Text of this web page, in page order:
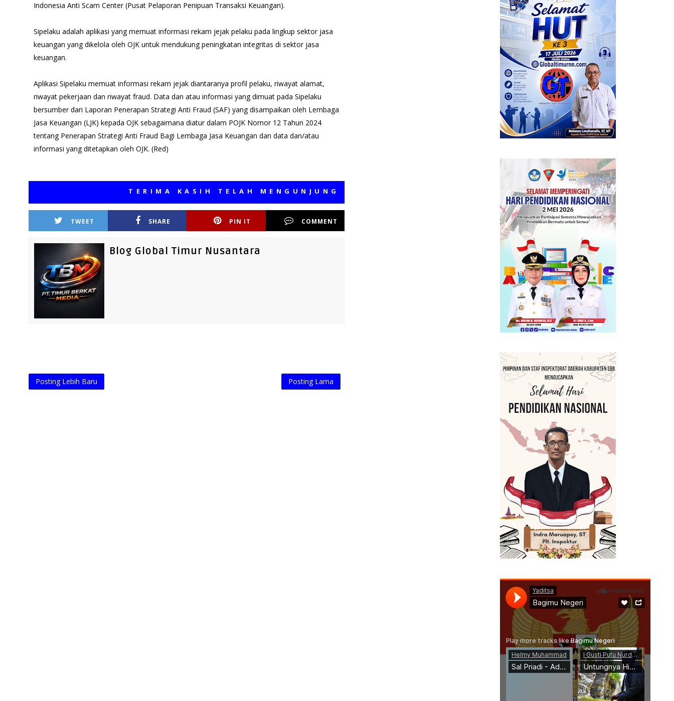
Indonesia Anti Scam Center (Pusat Pelaporan Penipuan Transaksi Keuangan).
Sipelaku adalah aplikasi yang memuat informasi rekam jejak pelaku pada lingkup sektor jasa
keuangan yang dikelola oleh OJK untuk mendukung peningkatan integritas di sektor jasa
keuangan.
Aplikasi Sipelaku memuat informasi rekam jejak diantaranya profil pelaku, riwayat alamat,
riwayat pekerjaan dan riwayat fraud. Data dan atau informasi yang dimuat pada Sipelaku
bersumber dari Laporan Penerapan Strategi Anti Fraud (SAF) yang disampaikan oleh Lembaga
Jasa Keuangan (LJK) kepada OJK sebagaimana diatur dalam POJK Nomor 12 Tahun 2024
tentang Penerapan Strategi Anti Fraud Bagi Lembaga Jasa Keuangan dan data dan/atau
informasi yang ditetapkan oleh OJK. (Red)
TERIMA KASIH TELAH MENGUNJUNGI MEDIA KAMI, SEMOGA BERMANFAAT
TWEET SHARE PIN IT COMMENT
Blog Global Timur Nusantara
Posting Lebih Baru Posting Lama